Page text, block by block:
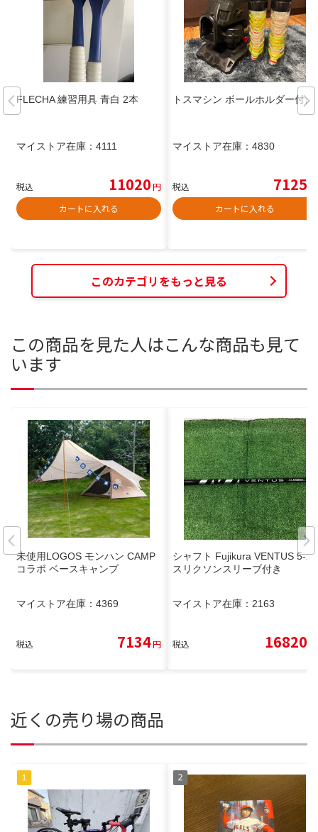
FLECHA 練習用具 青白 2本
マイストア在庫： 4111
税込 11020円
カートに入れる
トスマシン ボールホルダー付き
マイストア在庫： 4830
税込 7125
カートに入れる
このカテゴリをもっと見る
この商品を見た人はこんな商品も見て
います
未使用LOGOS モンハン CAMP
コラボ ベースキャンプ
マイストア在庫： 4369
税込 7134円
シャフト Fujikura VENTUS 5-X
スリクソンスリーブ付き
マイストア在庫： 2163
税込 16820
近くの売り場の商品